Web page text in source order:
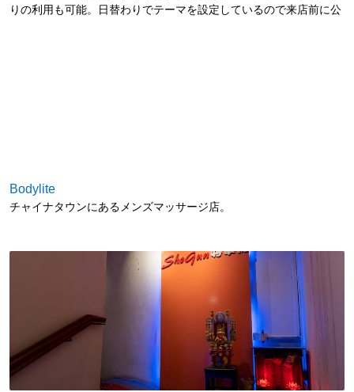
りの利用も可能。日替わりでテーマを設定しているので来店前に公
Bodylite
チャイナタウンにあるメンズマッサージ店。